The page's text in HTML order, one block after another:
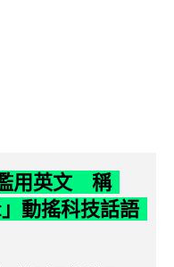
用英文 稱
動搖科技話語